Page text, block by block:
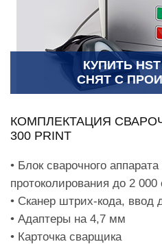
КУПИТЬ HST
СНЯТ С
КОМПЛЕКТАЦИЯ
300 PRINT
• Блок сварочного
протоколирования до 2 000
• Сканер штрих-кода, ввод
• Адаптеры на 4,7 мм
• Карточка сварщика